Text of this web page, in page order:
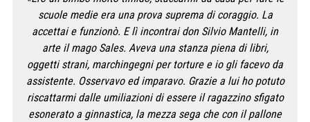
scuole medie era una prova suprema di coraggio. La
accettai e funzionò. E lì incontrai don Silvio Mantelli, in
arte il mago Sales. Aveva una stanza piena di libri,
oggetti strani, marchingegni per torture e io gli facevo da
assistente. Osservavo ed imparavo. Grazie a lui ho potuto
riscattarmi dalle umiliazioni di essere il ragazzino sfigato
esonerato a ginnastica, la mezza sega che con il pallone